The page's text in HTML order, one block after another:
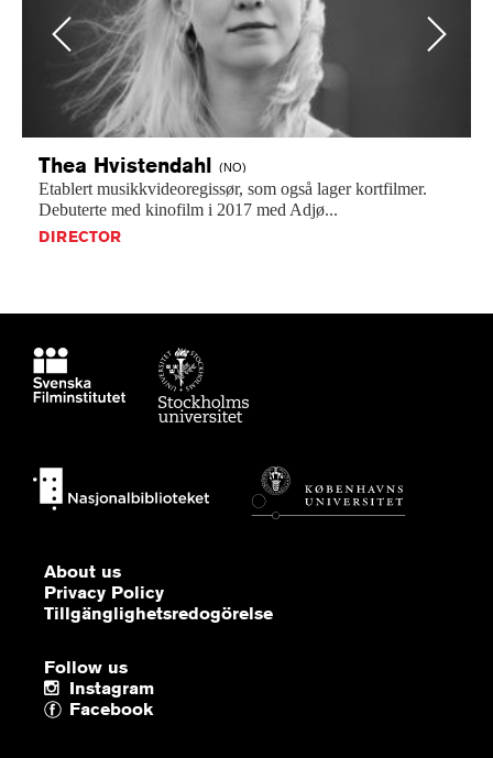
Previous
Thea Hvistendahl (NO)
Etablert musikkvideoregissør, som også lager kortfilmer.
Debuterte med kinofilm i 2017 med Adjø...
DIRECTOR
Next
About us
Privacy Policy
Tillgänglighetsredogörelse
Follow us
Instagram
Facebook